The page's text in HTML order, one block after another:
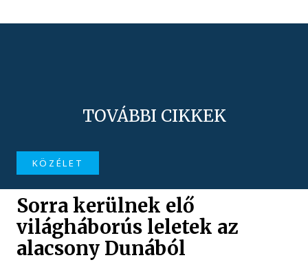
TOVÁBBI CIKKEK
KÖZÉLET
Sorra kerülnek elő
világháborús leletek az
alacsony Dunából